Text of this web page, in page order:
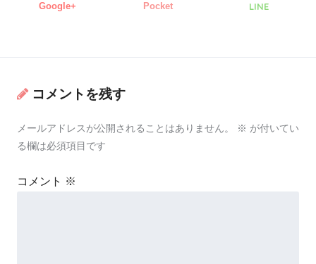
Google+ Pocket LINE
コメントを残す
メールアドレスが公開されることはありません。 ※ が付いてい
る欄は必須項目です
コメント ※